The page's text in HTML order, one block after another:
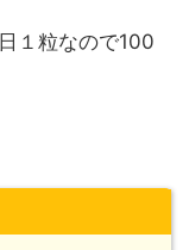
１粒なので100